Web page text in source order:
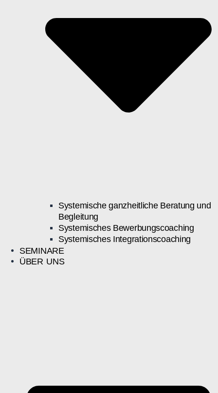
Systemische ganzheitliche Beratung und
Begleitung
Systemisches Bewerbungscoaching
Systemisches Integrationscoaching
SEMINARE
ÜBER UNS